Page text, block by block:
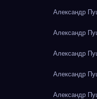
Александр
Александр
Александр
Александр
Александр